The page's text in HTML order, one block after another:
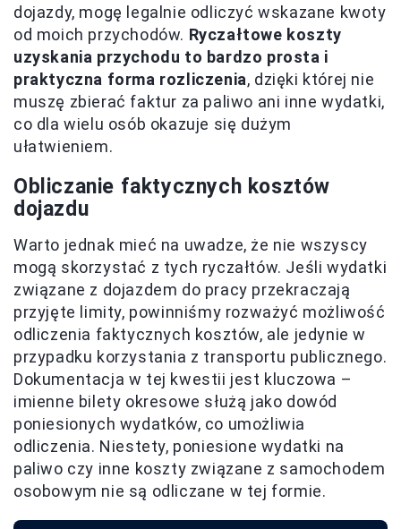
dojazdy, mogę legalnie odliczyć wskazane kwoty
od moich przychodów. Ryczałtowe koszty
uzyskania przychodu to bardzo prosta i
praktyczna forma rozliczenia, dzięki której nie
muszę zbierać faktur za paliwo ani inne wydatki,
co dla wielu osób okazuje się dużym
ułatwieniem.
Obliczanie faktycznych kosztów
dojazdu
Warto jednak mieć na uwadze, że nie wszyscy
mogą skorzystać z tych ryczałtów. Jeśli wydatki
związane z dojazdem do pracy przekraczają
przyjęte limity, powinniśmy rozważyć możliwość
odliczenia faktycznych kosztów, ale jedynie w
przypadku korzystania z transportu publicznego.
Dokumentacja w tej kwestii jest kluczowa –
imienne bilety okresowe służą jako dowód
poniesionych wydatków, co umożliwia
odliczenia. Niestety, poniesione wydatki na
paliwo czy inne koszty związane z samochodem
osobowym nie są odliczane w tej formie.